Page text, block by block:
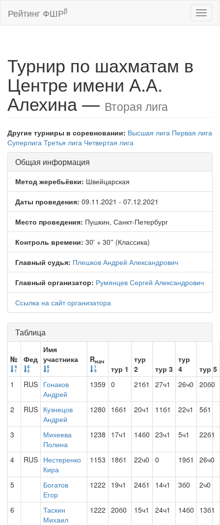
Рейтинг ФШРβ
Турнир по шахматам в
Центре имени А.А.
Алехина — Вторая лига
Другие турниры в соревновании: Высшая лига Первая лига
Суперлига Третья лига Четвертая лига
Общая информация
Метод жеребьёвки: Швейцарская
Даты проведения: 09.11.2021 - 07.12.2021
Место проведения: Пушкин, Санкт-Петербург
Контроль времени: 30' + 30'' (Классика)
Главный судья: Плешков Андрей Александрович
Главный организатор: Румянцев Сергей Александрович
Ссылка на сайт организатора
Таблица
№ Фед
Имя
участника
Rнач
тур 1
тур
2
тур 3
тур
4
тур 5
1
RUS Гонаков
Андрей
1359 0 21б1 27ч1 26ч0 20б0
2 RUS Кузнецов
Андрей
1280 16б1 20ч1 11б1 22ч1 5б1
3
Михеева
Полина
1238 17ч1 14б0 23ч1 5ч1 22б1
4 RUS Нестеренко
Кира
1153 18б1 22ч0 0 19б1 26ч0
5
Богатов
Егор
1222 19ч1 24б1 14ч1 3б0 2ч0
6
Таскин
Михаил
1222 20б0 15ч1 24ч1 14б0 13б1